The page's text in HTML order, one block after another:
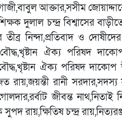
আক্তার,সসীম
দুলাল চন্দ্র বিশ্বাসের
নিন্দা,প্রতিবাদ ও
ঐক্য পরিষদ
ঐক্য পরিষদ
রায়,জয়ন্তী রানী
জীবন্ত নাথ,নিতাই
রায়,ক্ষিতিষ চন্দ্র